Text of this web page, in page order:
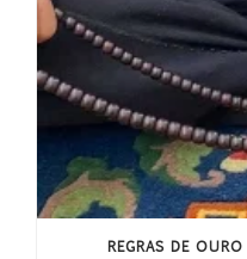
REGRAS DE